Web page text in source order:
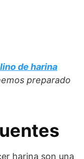
de harina
preparado
harina son una